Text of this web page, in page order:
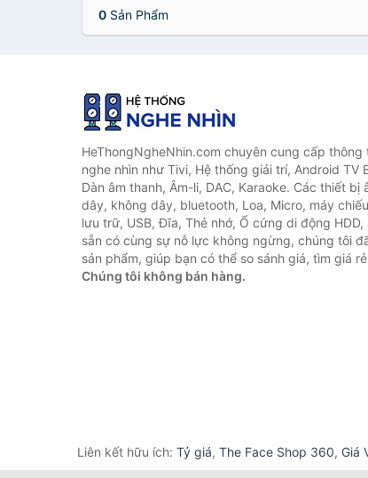
0 Sản Phẩm
HeThongNgheNhin.com chuyên cung cấp
nghe nhìn như Tivi, Hệ thống giải trí, Android TV
Dàn âm thanh, Âm-li, DAC, Karaoke. Các thiết bị
dây, không dây, bluetooth, Loa, Micro, máy
lưu trữ, USB, Đĩa, Thẻ nhớ, Ổ cứng di động HDD,
sẵn có cùng sự nỗ lực không ngừng, chúng tôi
sản phẩm, giúp bạn có thể so sánh giá, tìm giá
Chúng tôi không bán hàng.
Liên kết hữu ích: Tỷ giá, The Face Shop 360, Giá